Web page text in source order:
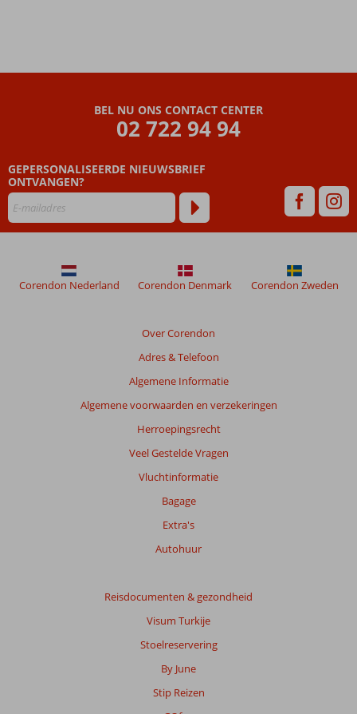
BEL NU ONS CONTACT CENTER
02 722 94 94
GEPERSONALISEERDE NIEUWSBRIEF
ONTVANGEN?
Over Corendon
Adres & Telefoon
Algemene Informatie
Algemene voorwaarden en verzekeringen
Herroepingsrecht
Veel Gestelde Vragen
Vluchtinformatie
Bagage
Extra's
Autohuur
Reisdocumenten & gezondheid
Visum Turkije
Stoelreservering
By June
Stip Reizen
Corendon Nederland Corendon Denmark Corendon Zweden